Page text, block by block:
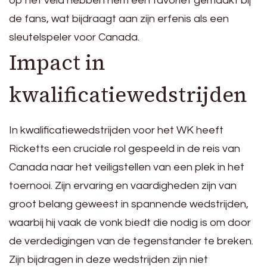
de fans, wat bijdraagt aan zijn erfenis als een
sleutelspeler voor Canada.
Impact in
kwalificatiewedstrijden
In kwalificatiewedstrijden voor het WK heeft
Ricketts een cruciale rol gespeeld in de reis van
Canada naar het veiligstellen van een plek in het
toernooi. Zijn ervaring en vaardigheden zijn van
groot belang geweest in spannende wedstrijden,
waarbij hij vaak de vonk biedt die nodig is om door
de verdedigingen van de tegenstander te breken.
Zijn bijdragen in deze wedstrijden zijn niet